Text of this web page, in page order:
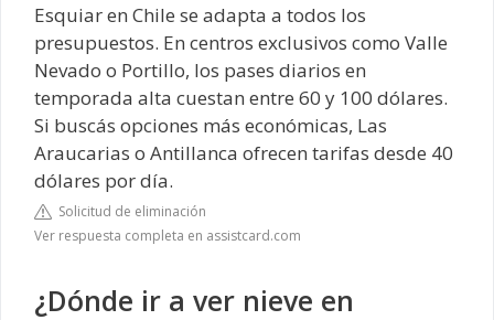
Esquiar en Chile se adapta a todos los
presupuestos. En centros exclusivos como Valle
Nevado o Portillo, los pases diarios en
temporada alta cuestan entre 60 y 100 dólares.
Si buscás opciones más económicas, Las
Araucarias o Antillanca ofrecen tarifas desde 40
dólares por día.
Solicitud de eliminación
Ver respuesta completa en assistcard.com
¿Dónde ir a ver nieve en